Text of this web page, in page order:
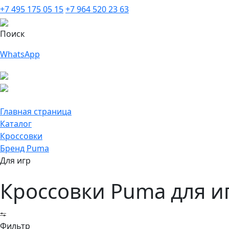
+7 495 175 05 15+7 964 520 23 63
Поиск
WhatsApp
Главная страница
Каталог
Кроссовки
Бренд Puma
Для игр
Кроссовки Puma для
Фильтр